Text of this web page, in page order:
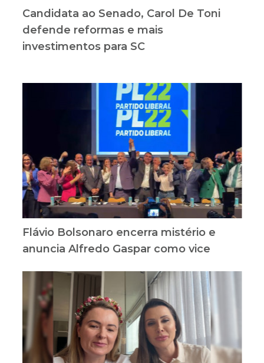
Candidata ao Senado, Carol De Toni
defende reformas e mais
investimentos para SC
Flávio Bolsonaro encerra mistério e
anuncia Alfredo Gaspar como vice